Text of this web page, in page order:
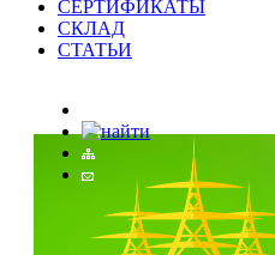
СЕРТИФИКАТЫ
СКЛАД
СТАТЬИ